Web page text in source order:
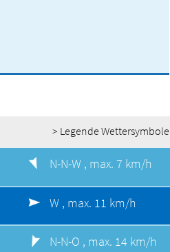
> Legende Wettersymbole
N-N-W , max. 7 km/h
W , max. 11 km/h
N-N-O , max. 14 km/h